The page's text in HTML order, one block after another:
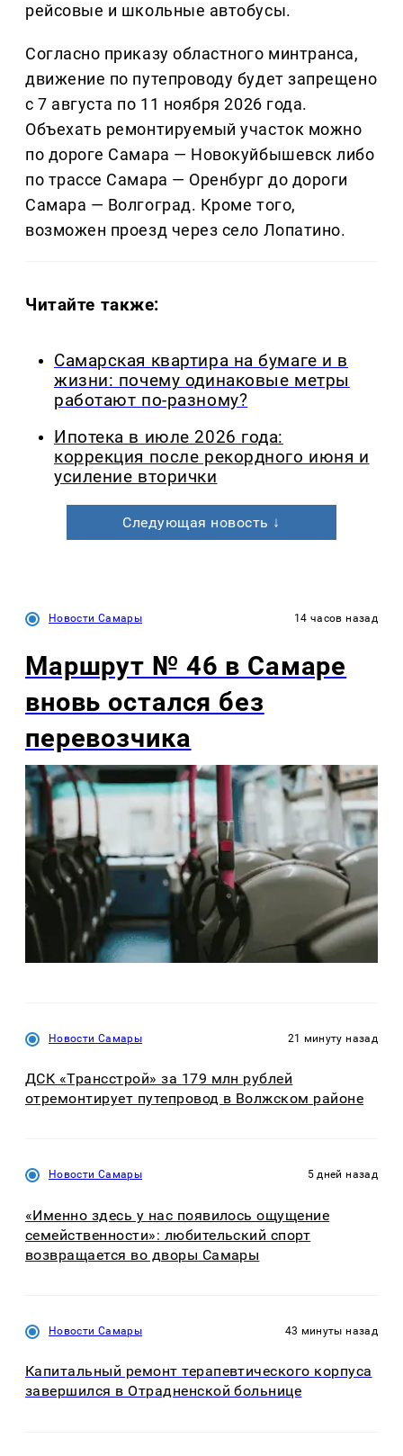
рейсовые и школьные автобусы.
Согласно приказу областного минтранса,
движение по путепроводу будет запрещено
с 7 августа по 11 ноября 2026 года.
Объехать ремонтируемый участок можно
по дороге Самара — Новокуйбышевск либо
по трассе Самара — Оренбург до дороги
Самара — Волгоград. Кроме того,
возможен проезд через село Лопатино.
Читайте также:
Самарская квартира на бумаге и в
жизни: почему одинаковые метры
работают по-разному?
Ипотека в июле 2026 года:
коррекция после рекордного июня и
усиление вторички
Следующая новость ↓
Новости Самары 14 часов назад
Маршрут № 46 в Самаре
вновь остался без
перевозчика
Новости Самары 21 минуту назад
ДСК «Трансстрой» за 179 млн рублей
отремонтирует путепровод в Волжском районе
Новости Самары 5 дней назад
«Именно здесь у нас появилось ощущение
семейственности»: любительский спорт
возвращается во дворы Самары
Новости Самары 43 минуты назад
Капитальный ремонт терапевтического корпуса
завершился в Отрадненской больнице